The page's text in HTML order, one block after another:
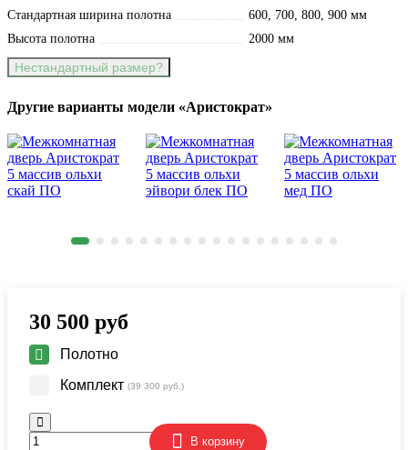
Стандартная ширина полотна
600, 700, 800, 900 мм
Высота полотна
2000 мм
Нестандартный размер?
Другие варианты модели «Аристократ»
30 500 руб
Полотно
Комплект (39 300 руб.)
В корзину